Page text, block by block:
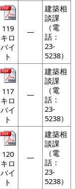
119
キロ
バイ
ト
―
建築相
談課
（電
話：
23-
5238）
117
キロ
バイ
ト
―
建築相
談課
（電
話：
23-
5238）
120
キロ
バイ
ト
―
建築相
談課
（電
話：
23-
5238）